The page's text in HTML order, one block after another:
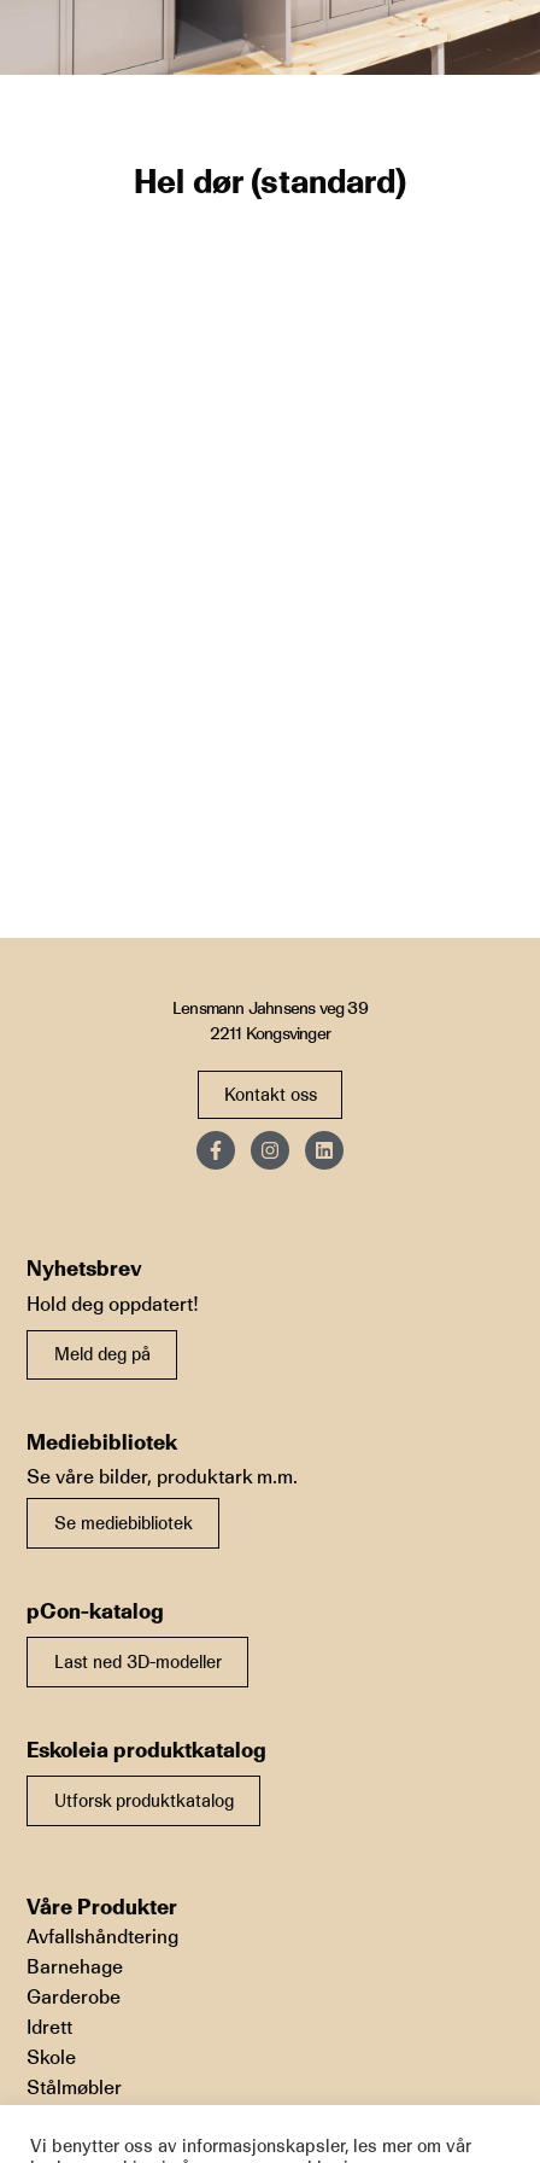
Hel dør (standard)
Lensmann Jahnsens veg 39
2211 Kongsvinger
Kontakt oss
Nyhetsbrev
Hold deg oppdatert!
Meld deg på
Mediebibliotek
Se våre bilder, produktark m.m.
Se mediebibliotek
pCon-katalog
Last ned 3D-modeller
Eskoleia produktkatalog
Utforsk produktkatalog
Våre Produkter
Avfallshåndtering
Barnehage
Garderobe
Idrett
Skole
Stålmøbler
Vi benytter oss av informasjonskapsler, les mer om vår